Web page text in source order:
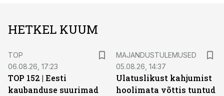
HETKEL KUUM
TOP
06.08.26, 17:23
TOP 152 | Eesti
kaubanduse suurimad
MAJANDUSTULEMUSED
05.08.26, 14:37
Ulatuslikust kahjumist
hoolimata võttis tuntud